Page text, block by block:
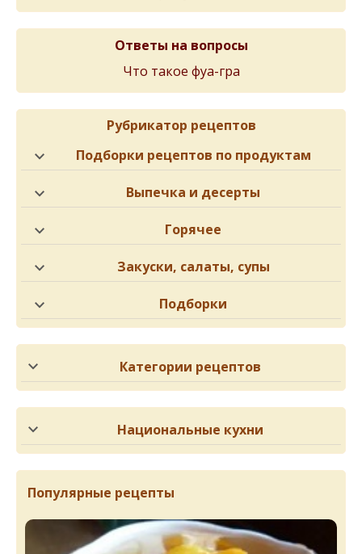
Ответы на вопросы
Что такое фуа-гра
Рубрикатор рецептов
Подборки рецептов по продуктам
Выпечка и десерты
Горячее
Закуски, салаты, супы
Подборки
Категории рецептов
Национальные кухни
Популярные рецепты